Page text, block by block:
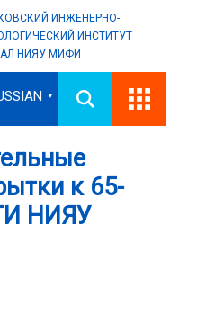
ИНЖЕНЕРНО-
ИНСТИТУТ
НИЯУ МИФИ
▼
к 65-
НИЯУ